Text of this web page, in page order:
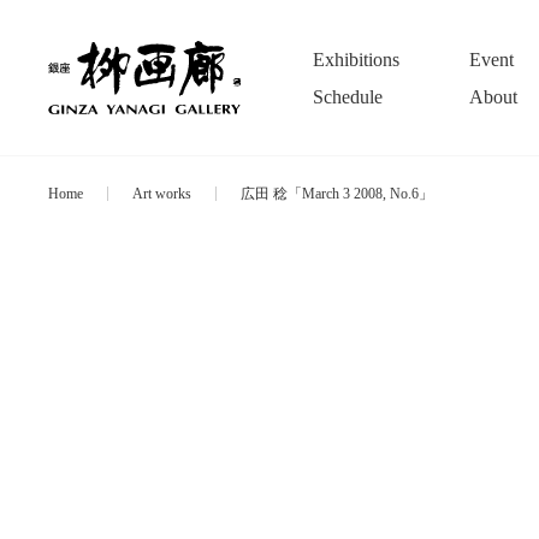
Exhibitions
Event
Schedule
About
Home Art works 広田 稔「March 3 2008, No.6」